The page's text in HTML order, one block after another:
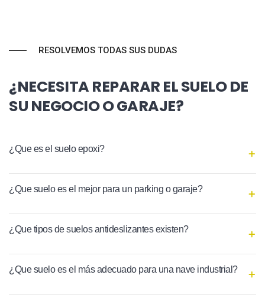
RESOLVEMOS TODAS SUS DUDAS
¿NECESITA REPARAR EL SUELO DE
SU NEGOCIO O GARAJE?
¿Que es el suelo epoxi?
¿Que suelo es el mejor para un parking o garaje?
¿Que tipos de suelos antideslizantes existen?
¿Que suelo es el más adecuado para una nave industrial?